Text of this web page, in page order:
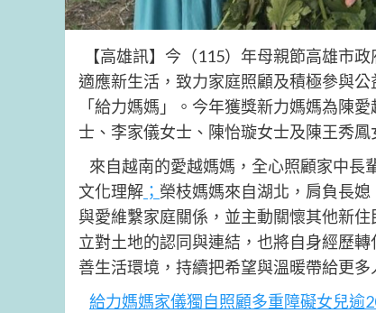
【高雄訊】今（115）年母親節高雄市
適應新生活，致力家庭照顧及積極參與
「給力媽媽」。今年獲獎新力媽媽為陳
士、李家儀女士、陳怡璇女士及陳王秀鳳
來自越南的愛越媽媽，全心照顧家中長
文化理解 ； 榮枝媽媽來自湖北，肩負長
與愛維繫家庭關係，並主動關懷其他新
立對土地的認同與連結，也將自身經歷
善生活環境，持續把希望與溫暖帶給更多
給力媽媽家儀獨自照顧多重障礙女兒逾